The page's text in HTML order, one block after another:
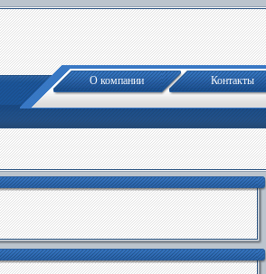
О компании Контакты